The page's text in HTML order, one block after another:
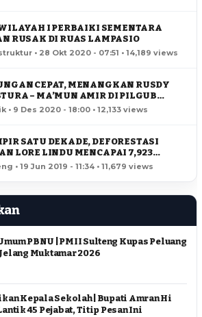
I PERBAIKI SEMENTARA
RUSAK DI RUAS LAMPASIO
• 28 Okt 2020 - 07:51 • 14,189 views
CEPAT, MENANGKAN RUSDY
– MA’MUN AMIR DI PILGUB
• 9 Des 2020 - 18:00 • 12,133 views
SATU DEKADE, DEFORESTASI
LORE LINDU MENCAPAI 7,923
• 19 Jun 2019 - 11:34 • 11,679 views
PBNU | PMII Sulteng Kupas Peluang
Muktamar 2026
Kepala Sekolah | Bupati Amran Hi
45 Pejabat, Titip Pesan Ini